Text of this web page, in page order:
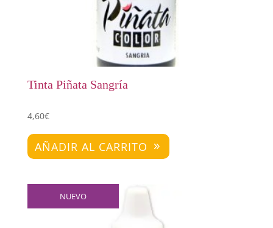
Tinta Piñata Sangría
4,60€
AÑADIR AL CARRITO
NUEVO